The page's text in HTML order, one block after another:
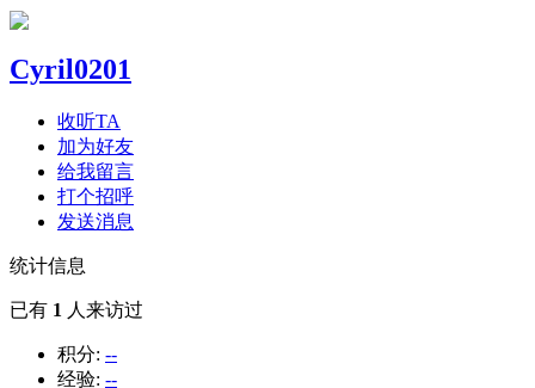
Cyril0201
收听TA
加为好友
给我留言
打个招呼
发送消息
统计信息
已有 1 人来访过
积分: --
经验: --